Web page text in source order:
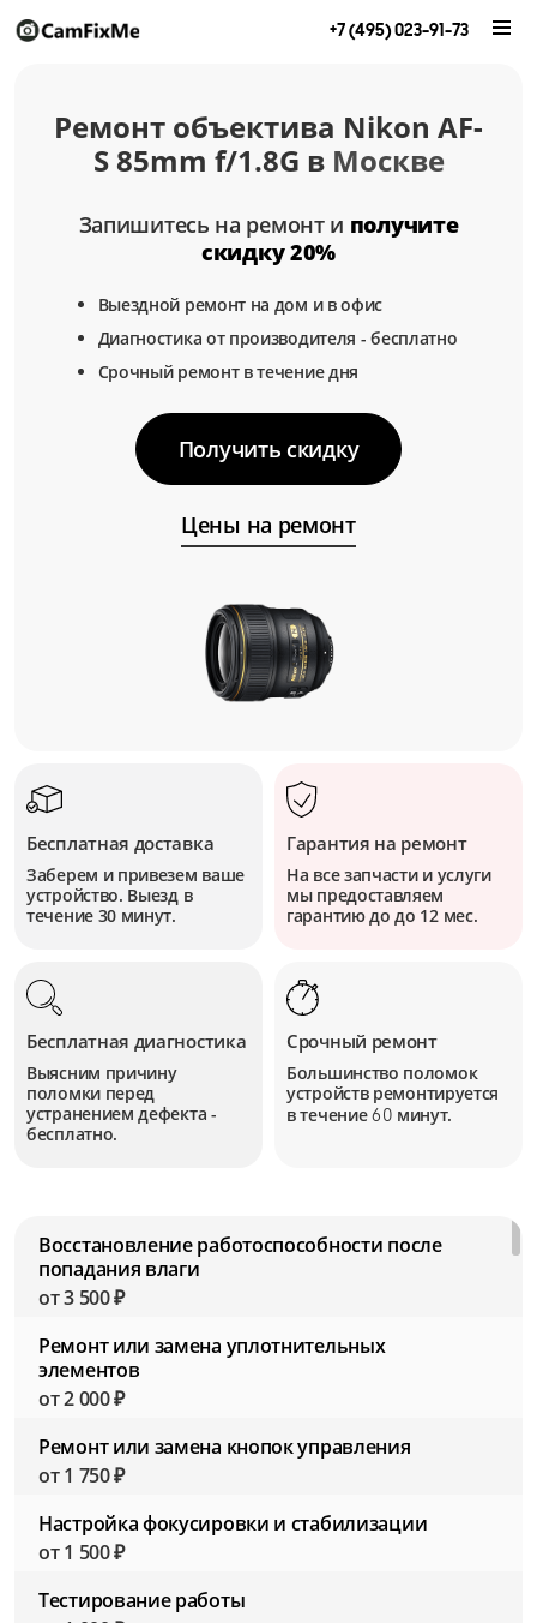
+7 (495) 023-91-73
Ремонт объектива Nikon AF-
S 85mm f/1.8G в Москве
Запишитесь на ремонт и получите
скидку 20%
Выездной ремонт на дом и в офис
Диагностика от производителя - бесплатно
Срочный ремонт в течение дня
Получить скидку
Цены на ремонт
Бесплатная доставка
Заберем и привезем ваше
устройство. Выезд в
течение 30 минут.
Гарантия на ремонт
На все запчасти и услуги
мы предоставляем
гарантию до до 12 мес.
Бесплатная диагностика
Выясним причину
поломки перед
устранением дефекта -
бесплатно.
Срочный ремонт
Большинство поломок
устройств ремонтируется
в течение60 минут.
Восстановление работоспособности после
попадания влаги
от 3 500 ₽
Ремонт или замена уплотнительных
элементов
от 2 000 ₽
Ремонт или замена кнопок управления
от 1 750 ₽
Настройка фокусировки и стабилизации
от 1 500 ₽
Тестирование работы